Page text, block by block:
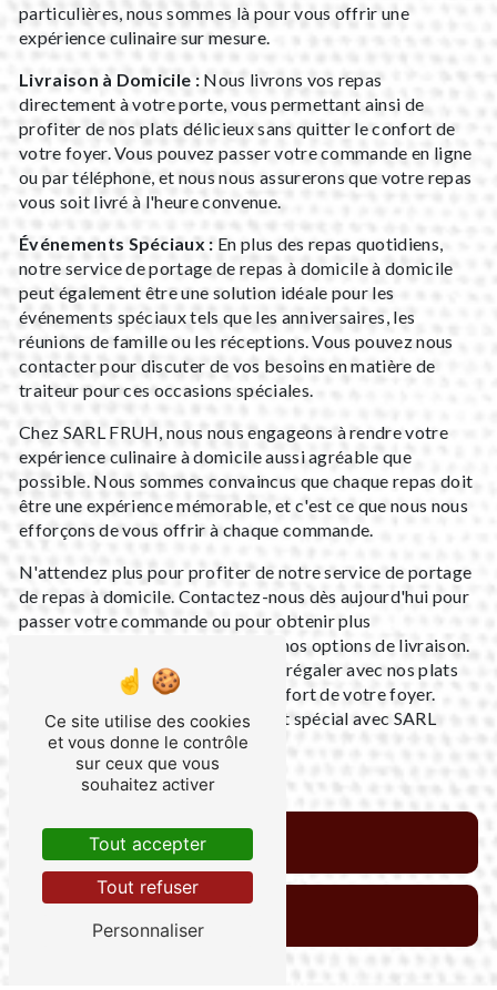
particulières, nous sommes là pour vous offrir une
expérience culinaire sur mesure.
Livraison à Domicile : Nous livrons vos repas
directement à votre porte, vous permettant ainsi de
profiter de nos plats délicieux sans quitter le confort de
votre foyer. Vous pouvez passer votre commande en ligne
ou par téléphone, et nous nous assurerons que votre repas
vous soit livré à l'heure convenue.
Événements Spéciaux : En plus des repas quotidiens,
notre service de portage de repas à domicile à domicile
peut également être une solution idéale pour les
événements spéciaux tels que les anniversaires, les
réunions de famille ou les réceptions. Vous pouvez nous
contacter pour discuter de vos besoins en matière de
traiteur pour ces occasions spéciales.
Chez SARL FRUH, nous nous engageons à rendre votre
expérience culinaire à domicile aussi agréable que
possible. Nous sommes convaincus que chaque repas doit
être une expérience mémorable, et c'est ce que nous nous
efforçons de vous offrir à chaque commande.
N'attendez plus pour profiter de notre service de portage
de repas à domicile. Contactez-nous dès aujourd'hui pour
passer votre commande ou pour obtenir plus
d'informations sur notre menu et nos options de livraison.
Nous sommes impatients de vous régaler avec nos plats
délicieux, directement dans le confort de votre foyer.
Faites de chaque repas un moment spécial avec SARL
FRUH.
En savoir plus
Ce site utilise des cookies
et vous donne le contrôle
sur ceux que vous
souhaitez activer
Tout accepter
Tout refuser
Personnaliser